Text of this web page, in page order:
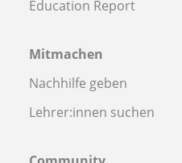
Education Report
Mitmachen
Nachhilfe geben
Lehrer:innen suchen